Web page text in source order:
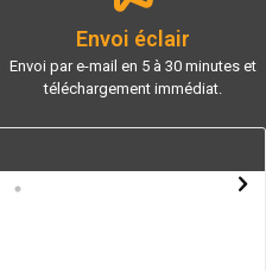
Envoi éclair
Envoi par e-mail en 5 à 30 minutes et
téléchargement immédiat.